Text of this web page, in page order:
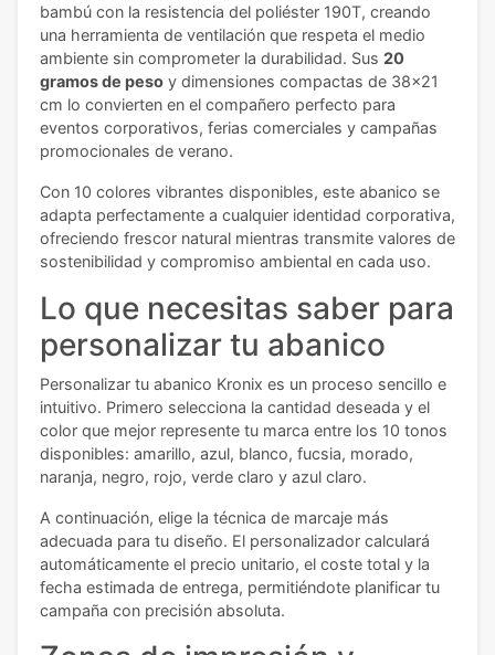
bambú con la resistencia del poliéster 190T, creando
una herramienta de ventilación que respeta el medio
ambiente sin comprometer la durabilidad. Sus 20
gramos de peso y dimensiones compactas de 38x21
cm lo convierten en el compañero perfecto para
eventos corporativos, ferias comerciales y campañas
promocionales de verano.
Con 10 colores vibrantes disponibles, este abanico se
adapta perfectamente a cualquier identidad corporativa,
ofreciendo frescor natural mientras transmite valores de
sostenibilidad y compromiso ambiental en cada uso.
Lo que necesitas saber para
personalizar tu abanico
Personalizar tu abanico Kronix es un proceso sencillo e
intuitivo. Primero selecciona la cantidad deseada y el
color que mejor represente tu marca entre los 10 tonos
disponibles: amarillo, azul, blanco, fucsia, morado,
naranja, negro, rojo, verde claro y azul claro.
A continuación, elige la técnica de marcaje más
adecuada para tu diseño. El personalizador calculará
automáticamente el precio unitario, el coste total y la
fecha estimada de entrega, permitiéndote planificar tu
campaña con precisión absoluta.